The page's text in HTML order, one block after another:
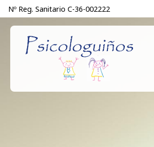
Nº Reg. Sanitario C-36-002222